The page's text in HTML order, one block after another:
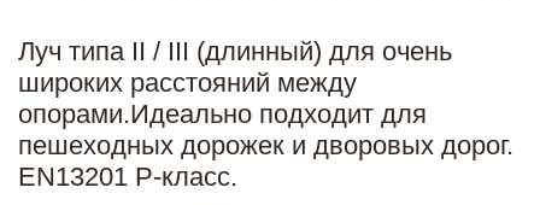
Луч типа II / III (длинный) для очень
широких расстояний между
опорами.Идеально подходит для
пешеходных дорожек и дворовых дорог.
EN13201 P-класс.